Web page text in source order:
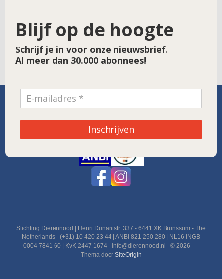
Stichting Dierennood | Henri Dunantstr. 337 - 6441 XK Brunssum - The
Netherlands - (+31) 10 420 23 44 | ANBI 821 250 280 | NL16 INGB
0004 7841 60 | KvK 2447 1674 - info@dierennood.nl - © 2026
Thema door SiteOrigin
Blijf op de hoogte
Schrijf je in voor onze nieuwsbrief.
Al meer dan 30.000 abonnees!
Inschrijven